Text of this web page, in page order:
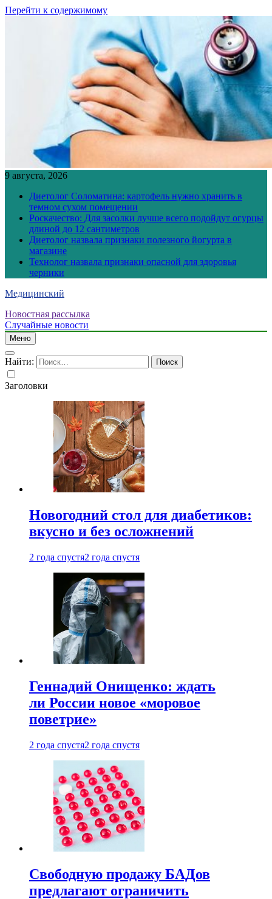
Перейти к содержимому
9 августа, 2026
Диетолог Соломатина: картофель нужно хранить в
темном сухом помещении
Роскачество: Для засолки лучше всего подойдут огурцы
длиной до 12 сантиметров
Диетолог назвала признаки полезного йогурта в
магазине
Технолог назвала признаки опасной для здоровья
черники
Медицинский
Новостная рассылка
Случайные новости
Меню
Найти:
Заголовки
Новогодний стол для диабетиков:
вкусно и без осложнений
2 года спустя2 года спустя
Геннадий Онищенко: ждать
ли России новое «моровое
поветрие»
2 года спустя2 года спустя
Свободную продажу БАДов
предлагают ограничить